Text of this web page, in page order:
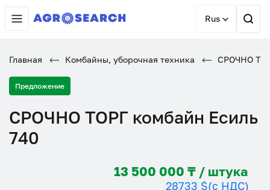
Rus
Главная Комбайны, уборочная техника СРОЧНО
Предложение
СРОЧНО ТОРГ комбайн Есиль
740
13 500 000 ₸ / штука
28733 $(с НДС)